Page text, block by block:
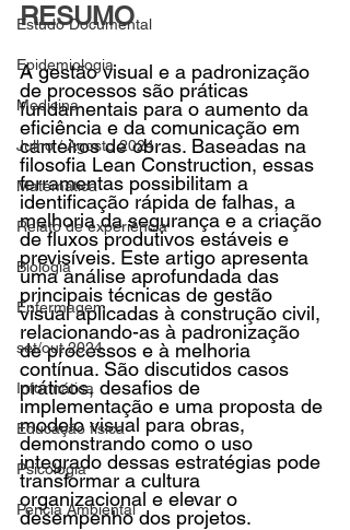
Estudo Documental
Epidemiologia
Medicina
Julho / Agosto 2024
Matemática
Relato de experiência
Biologia
Enfermagem
set/out 2024
Informática
Educação física
Psicologia
Perícia Ambiental
RESUMO
A gestão visual e a padronização
de processos são práticas
fundamentais para o aumento da
eficiência e da comunicação em
canteiros de obras. Baseadas na
filosofia Lean Construction, essas
ferramentas possibilitam a
identificação rápida de falhas, a
melhoria da segurança e a criação
de fluxos produtivos estáveis e
previsíveis. Este artigo apresenta
uma análise aprofundada das
principais técnicas de gestão
visual aplicadas à construção civil,
relacionando-as à padronização
de processos e à melhoria
contínua. São discutidos casos
práticos, desafios de
implementação e uma proposta de
modelo visual para obras,
demonstrando como o uso
integrado dessas estratégias pode
transformar a cultura
organizacional e elevar o
desempenho dos projetos.